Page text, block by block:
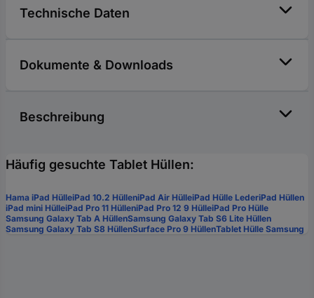
Technische Daten
Dokumente & Downloads
Beschreibung
Häufig gesuchte Tablet Hüllen:
Hama iPad HülleiPad 10.2 HülleniPad Air HülleiPad Hülle LederiPad Hüllen
iPad mini HülleiPad Pro 11 HülleniPad Pro 12 9 HülleiPad Pro Hülle
Samsung Galaxy Tab A HüllenSamsung Galaxy Tab S6 Lite Hüllen
Samsung Galaxy Tab S8 HüllenSurface Pro 9 HüllenTablet Hülle Samsung